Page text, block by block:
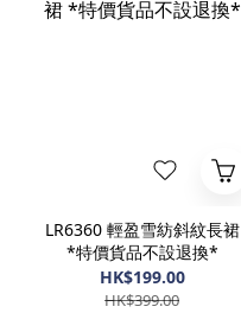
LR6360 輕盈雪紡斜紋長裙
*特價貨品不設退換*
HK$199.00
HK$399.00